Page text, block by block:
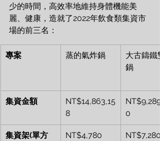
少的時間，高效率地維持身體機能美
麗、健康，造就了2022年飲食類集資市
場的前三名：
專案 蒸的氣炸鍋
大古鑄鐵
鍋
集資金額
NT$14,863,15
8
0
集資架(單方
NT$4,780 NT$7,280